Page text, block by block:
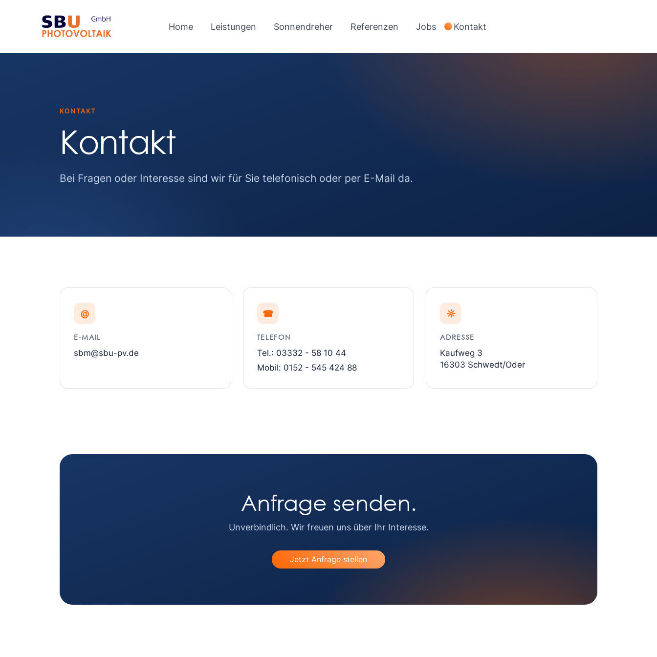
Home Leistungen Sonnendreher Referenzen Jobs Kontakt
KONTAKT
Kontakt
Bei Fragen oder Interesse sind wir für Sie telefonisch oder per E-Mail da.
@
E-MAIL
sbm@sbu-pv.de
☎
TELEFON
Tel.: 03332 - 58 10 44
Mobil: 0152 - 545 424 88
☼
ADRESSE
Kaufweg 3
16303 Schwedt/Oder
Anfrage senden.
Unverbindlich. Wir freuen uns über Ihr Interesse.
Jetzt Anfrage stellen